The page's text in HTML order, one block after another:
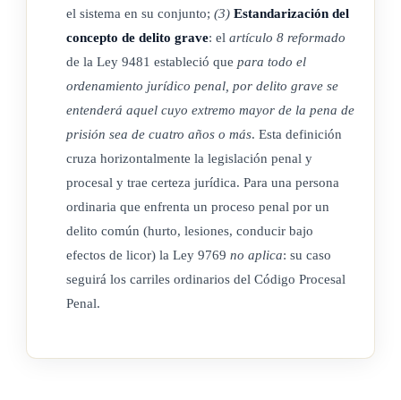
el sistema en su conjunto; (3) Estandarización del
concepto de delito grave: el artículo 8 reformado
de la Ley 9481 estableció que para todo el
ordenamiento jurídico penal, por delito grave se
entenderá aquel cuyo extremo mayor de la pena de
prisión sea de cuatro años o más. Esta definición
cruza horizontalmente la legislación penal y
procesal y trae certeza jurídica. Para una persona
ordinaria que enfrenta un proceso penal por un
delito común (hurto, lesiones, conducir bajo
efectos de licor) la Ley 9769 no aplica: su caso
seguirá los carriles ordinarios del Código Procesal
Penal.